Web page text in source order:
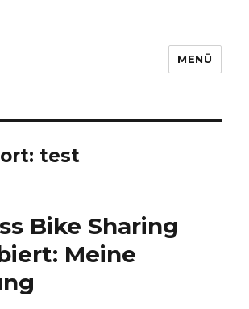
MENÜ
test
Bike Sharing
Meine